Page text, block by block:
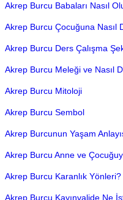
Akrep Burcu Babaları Nasıl
Akrep Burcu Çocuğuna Nasıl
Akrep Burcu Ders Çalışma
Akrep Burcu Meleği ve Nasıl
Akrep Burcu Mitoloji
Akrep Burcu Sembol
Akrep Burcunun Yaşam
Akrep Burcu Anne ve
Akrep Burcu Karanlık Yönleri?
Akrep Burcu Kayınvalide Ne